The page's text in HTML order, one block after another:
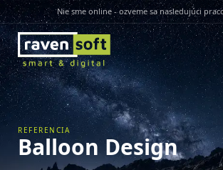
Nie sme online - ozveme sa nasledujúci
REFERENCIA
Balloon Design